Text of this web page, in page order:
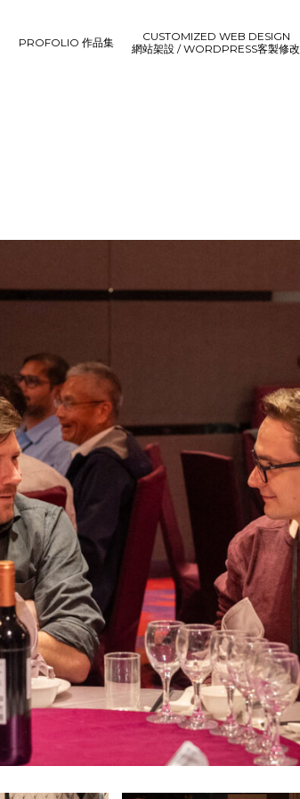
PROFOLIO 作品集
CUSTOMIZED WEB DESIGN
網站架設 / WORDPRESS客製修改